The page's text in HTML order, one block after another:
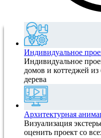
Индивидуальное
Индивидуальное
домов и коттеджей из
дерева
Архитектурная
Визуализация
оценить проект со